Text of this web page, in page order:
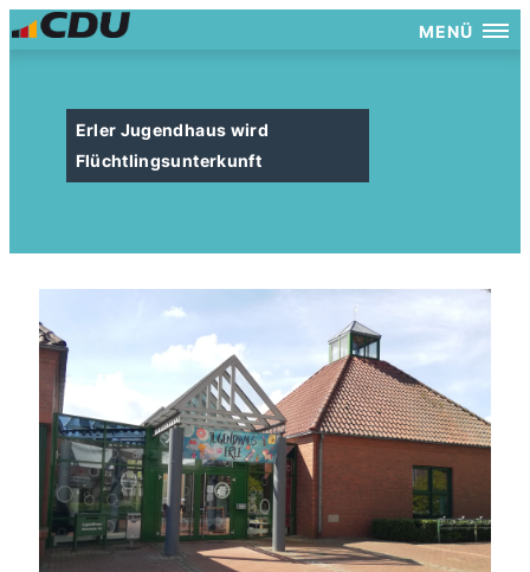
MENÜ
Erler Jugendhaus wird
Flüchtlingsunterkunft